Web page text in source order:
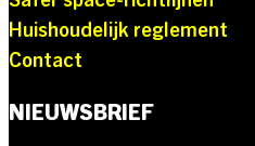
Huishoudelijk reglement
Contact
NIEUWSBRIEF